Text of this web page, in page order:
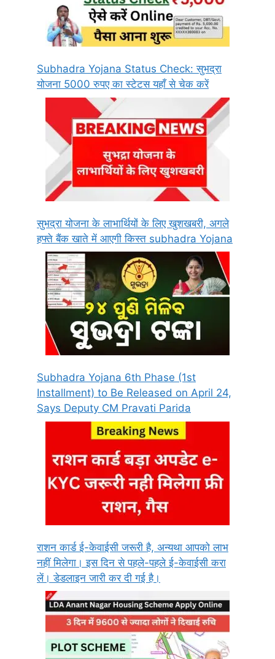
Subhadra Yojana Status Check: सुभद्रा
योजना 5000 रुपए का स्टेटस यहाँ से चेक करें
सुभद्रा योजना के लाभार्थियों के लिए खुशखबरी, अगले
हफ्ते बैंक खाते में आएगी किस्त subhadra Yojana
Subhadra Yojana 6th Phase (1st
Installment) to Be Released on April 24,
Says Deputy CM Pravati Parida
राशन कार्ड ई-केवाईसी जरूरी है, अन्यथा आपको लाभ
नहीं मिलेगा। इस दिन से पहले-पहले ई-केवाईसी करा
लें। डेडलाइन जारी कर दी गई है।